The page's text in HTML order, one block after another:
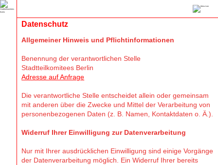
Datenschutz
Allgemeiner Hinweis und Pflichtinformationen
Benennung der verantwortlichen Stelle
Stadtteilkomitees Berlin
Adresse auf Anfrage
Die verantwortliche Stelle entscheidet allein oder gemeinsam
mit anderen über die Zwecke und Mittel der Verarbeitung von
personenbezogenen Daten (z. B. Namen, Kontaktdaten o. Ä.).
Widerruf Ihrer Einwilligung zur Datenverarbeitung
Nur mit Ihrer ausdrücklichen Einwilligung sind einige Vorgänge
der Datenverarbeitung möglich. Ein Widerruf Ihrer bereits